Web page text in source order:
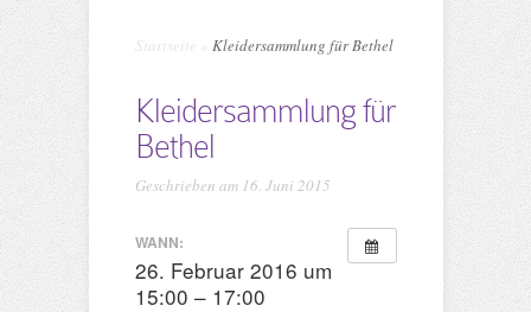
Startseite Kleidersammlung für Bethel
Kleidersammlung für
Bethel
Geschrieben am 16. Juni 2015
WANN:
26. Februar 2016 um
15:00 – 17:00